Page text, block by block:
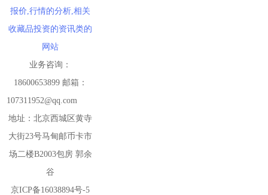
10：26 莫高窟一小型张（评级版）好品760.00元成交50刀
10：27 莫高窟一小型张（评级版）好品780.00元成交150刀
10：30 莫高窟一小型张（评级版）好品790.00元成交2整盒
10：35 洞庭湖小型张原盒7.18元成交600整封
10：47 94年万国邮联小型张（互动金标）好品3710.00元成交5刀
11：03 封神演义一小型张好品112.00元成交20张
报价,行情的分析,相关
收藏品投资的资讯类的
网站
业务咨询：
18600653899 邮箱：
107311952@qq.com
地址：北京西城区黄寺
大街23号马甸邮币卡市
场二楼B2003包房 郭余
谷
京ICP备16038894号-5